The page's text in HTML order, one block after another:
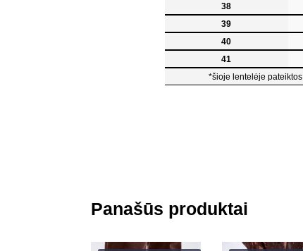
38
39
40
41
*šioje lentelėje
Panašūs produktai